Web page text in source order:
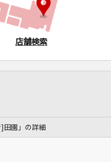
店舗検索
]田園」の詳細